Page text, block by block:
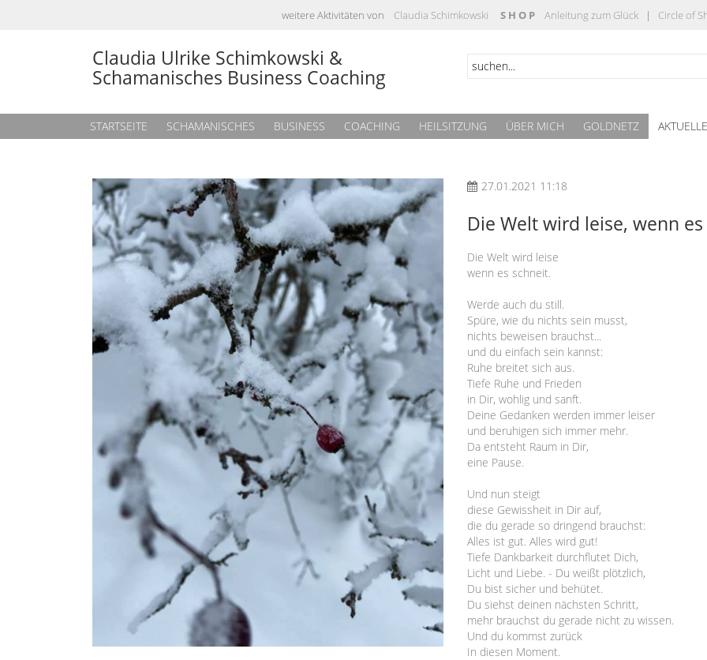
weitere Aktivitäten von Claudia Schimkowski S H O P Anleitung zum Glück| Circle of
Claudia Ulrike Schimkowski &
Schamanisches Business Coaching
STARTSEITE SCHAMANISCHES BUSINESS COACHING HEILSITZUNG ÜBER MICH GOLDNETZ
27.01.2021 11:18
Die Welt wird leise, wenn
Die Welt wird leise
wenn es schneit.
Werde auch du still.
Spüre, wie du nichts sein musst,
nichts beweisen brauchst...
und du einfach sein kannst:
Ruhe breitet sich aus.
Tiefe Ruhe und Frieden
in Dir, wohlig und sanft.
Deine Gedanken werden immer leiser
und beruhigen sich immer mehr.
Da entsteht Raum in Dir,
eine Pause.
Und nun steigt
diese Gewissheit in Dir auf,
die du gerade so dringend brauchst:
Alles ist gut. Alles wird gut!
Tiefe Dankbarkeit durchflutet Dich,
Licht und Liebe. - Du weißt plötzlich,
Du bist sicher und behütet.
Du siehst deinen nächsten Schritt,
mehr brauchst du gerade nicht zu wissen.
Und du kommst zurück
In diesen Moment.